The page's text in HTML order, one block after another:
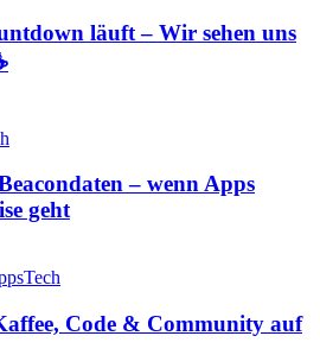
läuft – Wir sehen uns
– wenn Apps
geht
Tech
Code & Community auf